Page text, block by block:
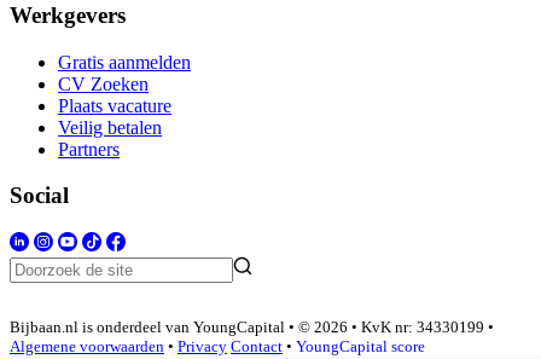
Werkgevers
Gratis aanmelden
CV Zoeken
Plaats vacature
Veilig betalen
Partners
Social
Bijbaan.nl is onderdeel van YoungCapital • © 2026 • KvK nr: 34330199 •
Algemene voorwaarden • Privacy Contact • YoungCapital score